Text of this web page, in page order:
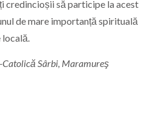
credincioșii să participe la acest
de mare importanță spirituală
Catolică Sârbi, Maramureş